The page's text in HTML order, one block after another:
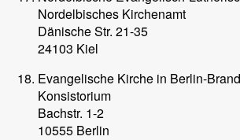
Nordelbisches Kirchenamt
Dänische Str. 21-35
24103 Kiel
Evangelische Kirche in Berlin-
Konsistorium
Bachstr. 1-2
10555 Berlin